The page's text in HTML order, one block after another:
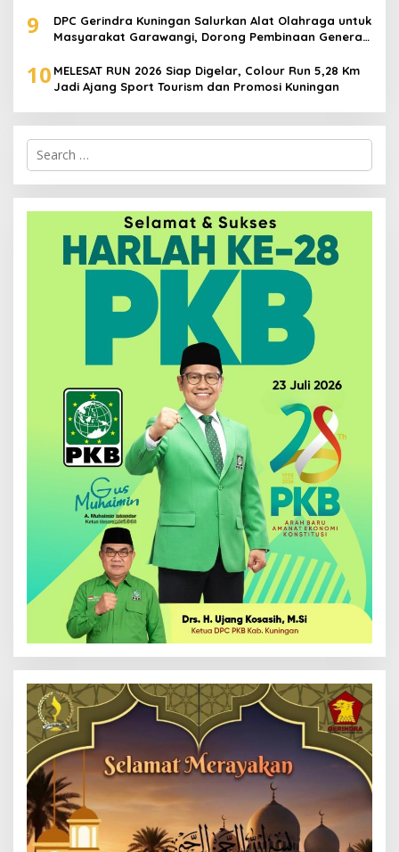
9
DPC Gerindra Kuningan Salurkan Alat Olahraga untuk
Masyarakat Garawangi, Dorong Pembinaan Generasi
10 MELESAT RUN 2026 Siap Digelar, Colour Run 5,28 Km
Jadi Ajang Sport Tourism dan Promosi Kuningan
Search
for: